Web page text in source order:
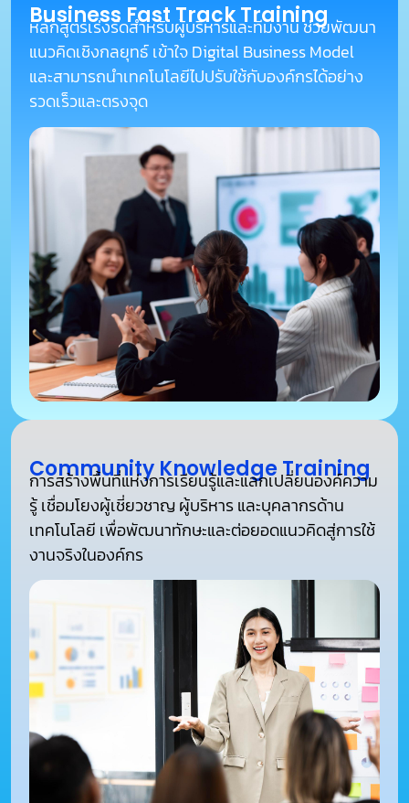
Business Fast Track Training
หลักสูตรเร่งรัดสำหรับผู้บริหารและทีมงาน ช่วยพัฒนา
แนวคิดเชิงกลยุทธ์ เข้าใจDigital Business Model
และสามารถนำเทคโนโลยีไปปรับใช้กับองค์กรได้อย่าง
รวดเร็วและตรงจุด
Community Knowledge Training
การสร้างพื้นที่แห่งการเรียนรู้และแลกเปลี่ยนองค์ความ
รู้ เชื่อมโยงผู้เชี่ยวชาญ ผู้บริหาร และบุคลากรด้าน
เทคโนโลยี เพื่อพัฒนาทักษะและต่อยอดแนวคิดสู่การใช้
งานจริงในองค์กร